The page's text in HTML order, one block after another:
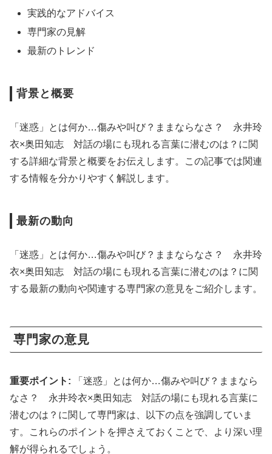
実践的なアドバイス
専門家の見解
最新のトレンド
背景と概要
「迷惑」とは何か…傷みや叫び？ままならなさ？ 永井玲
衣×奥田知志 対話の場にも現れる言葉に潜むのは？に関
する詳細な背景と概要をお伝えします。この記事では関連
する情報を分かりやすく解説します。
最新の動向
「迷惑」とは何か…傷みや叫び？ままならなさ？ 永井玲
衣×奥田知志 対話の場にも現れる言葉に潜むのは？に関
する最新の動向や関連する専門家の意見をご紹介します。
専門家の意見
重要ポイント: 「迷惑」とは何か…傷みや叫び？ままなら
なさ？ 永井玲衣×奥田知志 対話の場にも現れる言葉に
潜むのは？に関して専門家は、以下の点を強調していま
す。これらのポイントを押さえておくことで、より深い理
解が得られるでしょう。